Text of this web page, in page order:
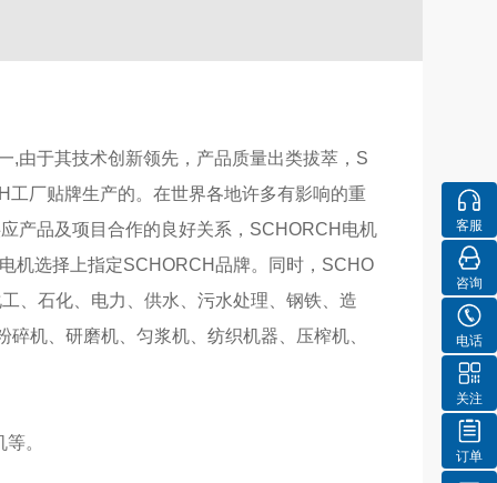
,由于其技术创新领先，产品质量出类拔萃，S
厂贴牌生产的。在世界各地许多有影响的重
产品及项目合作的良好关系，SCHORCH电机
机选择上指定SCHORCH品牌。同时，SCHO
、石化、电力、供水、污水处理、钢铁、造
机、研磨机、匀浆机、纺织机器、压榨机、
。
客服
咨询
电话
关注
订单